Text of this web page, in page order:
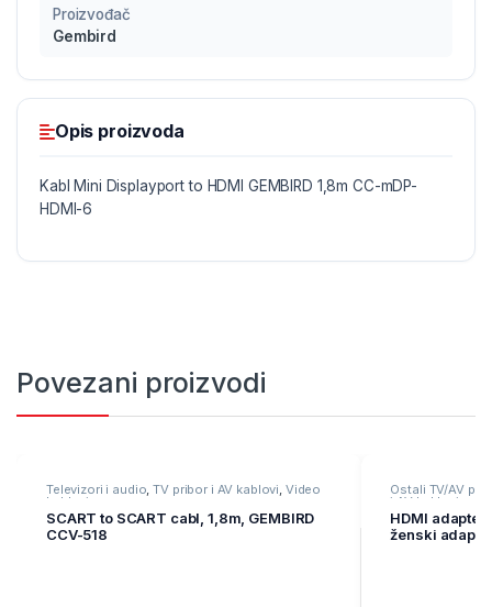
Proizvođač
Gembird
Opis proizvoda
Kabl Mini Displayport to HDMI GEMBIRD 1,8m CC-mDP-
HDMI-6
Povezani proizvodi
Televizori i audio,TV pribor i AV kablovi, Video
kablovi
SCART to SCART cabl, 1,8m, GEMBIRD
CCV-518
Ostali TV/AV
i AV kablovi
HDMI adapter
ženski